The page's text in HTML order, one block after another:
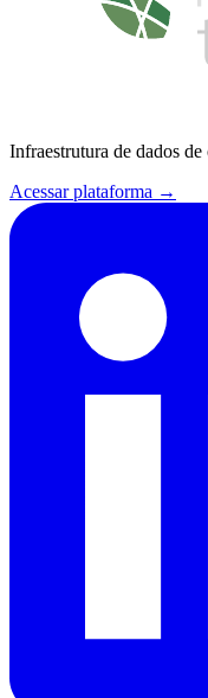
Infraestrutura de dados
Acessar plataforma →